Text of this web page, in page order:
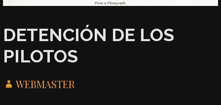
DETENCIÓN DE LOS
PILOTOS
WEBMASTER